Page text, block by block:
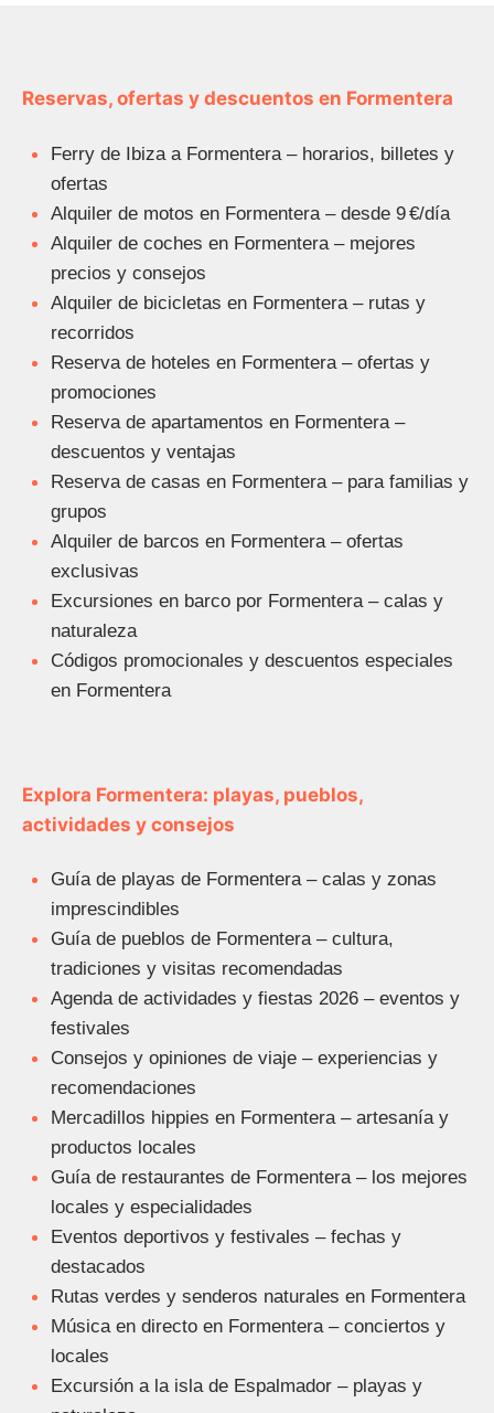
Reservas, ofertas y descuentos en Formentera
Ferry de Ibiza a Formentera – horarios, billetes y
ofertas
Alquiler de motos en Formentera – desde 9 €/día
Alquiler de coches en Formentera – mejores
precios y consejos
Alquiler de bicicletas en Formentera – rutas y
recorridos
Reserva de hoteles en Formentera – ofertas y
promociones
Reserva de apartamentos en Formentera –
descuentos y ventajas
Reserva de casas en Formentera – para familias y
grupos
Alquiler de barcos en Formentera – ofertas
exclusivas
Excursiones en barco por Formentera – calas y
naturaleza
Códigos promocionales y descuentos especiales
en Formentera
Explora Formentera: playas, pueblos,
actividades y consejos
Guía de playas de Formentera – calas y zonas
imprescindibles
Guía de pueblos de Formentera – cultura,
tradiciones y visitas recomendadas
Agenda de actividades y fiestas 2026 – eventos y
festivales
Consejos y opiniones de viaje – experiencias y
recomendaciones
Mercadillos hippies en Formentera – artesanía y
productos locales
Guía de restaurantes de Formentera – los mejores
locales y especialidades
Eventos deportivos y festivales – fechas y
destacados
Rutas verdes y senderos naturales en Formentera
Música en directo en Formentera – conciertos y
locales
Excursión a la isla de Espalmador – playas y